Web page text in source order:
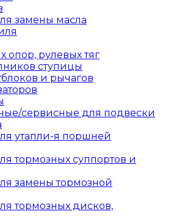
замены масла
рулевых тяг
ступицы
и рычагов
сервисные для подвески
утапли-я поршней
тормозных суппортов и
замены тормозной
тормозных дисков,